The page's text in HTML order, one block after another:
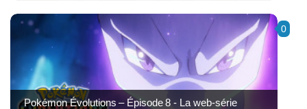
0
Pokémon Évolutions – Épisode 8 - La web-série